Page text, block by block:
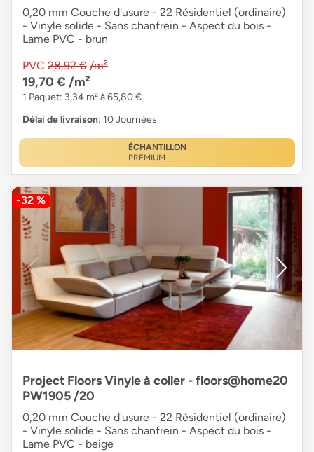
0,20 mm Couche d'usure - 22 Résidentiel (ordinaire)
- Vinyle solide - Sans chanfrein - Aspect du bois -
Lame PVC - brun
PVC 28,92 € /m²
19,70 € /m²
1 Paquet: 3,34 m² à 65,80 €
Délai de livraison: 10 Journées
ÉCHANTILLON
PREMIUM
-32 %
Project Floors Vinyle à coller - floors@home20
PW1905 /20
0,20 mm Couche d'usure - 22 Résidentiel (ordinaire)
- Vinyle solide - Sans chanfrein - Aspect du bois -
Lame PVC - beige